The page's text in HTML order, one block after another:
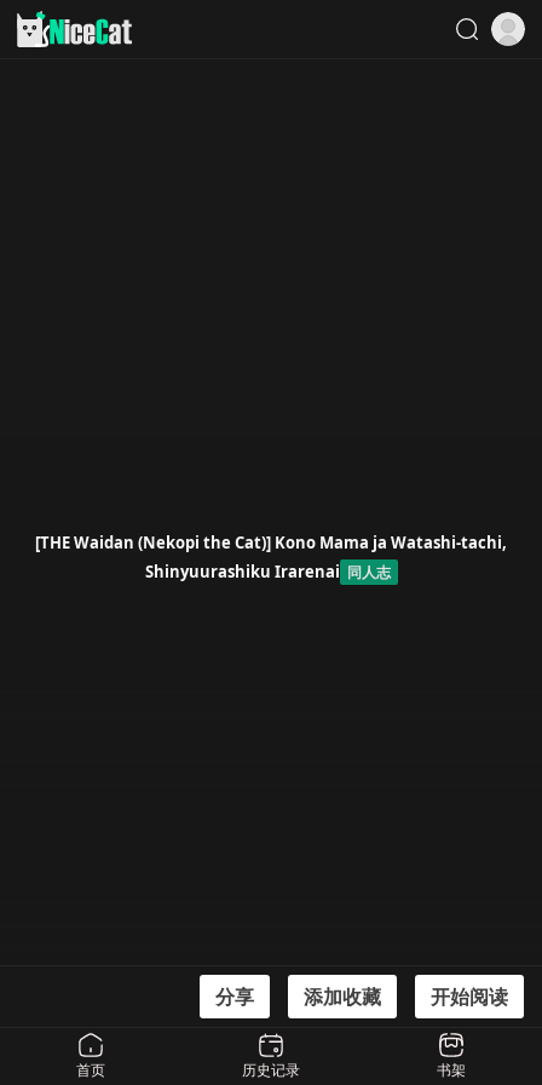
[THE Waidan (Nekopi the Cat)] Kono Mama ja Watashi-tachi,
Shinyuurashiku Irarenai 同人志
[THE Waidan (Nekopi the Cat)] Kono Mama ja Watashi-tachi, Shinyuurashiku
分享 添加收藏 开始阅读
首页 历史记录 书架